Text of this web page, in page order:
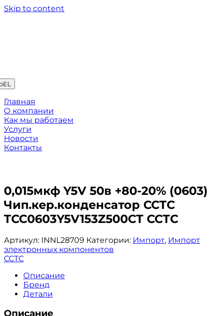
Skip to content
Главная
О компании
Как мы работаем
Услуги
Новости
Контакты
0,015мкф Y5V 50в +80-20% (0603)
Чип.кер.конденсатор CCTC
TCC0603Y5V153Z500CT CCTC
Артикул: INNL28709 Категории: Импорт, Импорт
электронных компонентов
CCTC
Описание
Бренд
Детали
Описание